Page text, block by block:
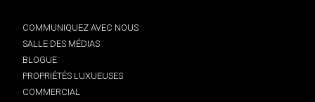
COMMUNIQUEZ AVEC NOUS
SALLE DES MÉDIAS
BLOGUE
PROPRIÉTÉS LUXUEUSES
COMMERCIAL